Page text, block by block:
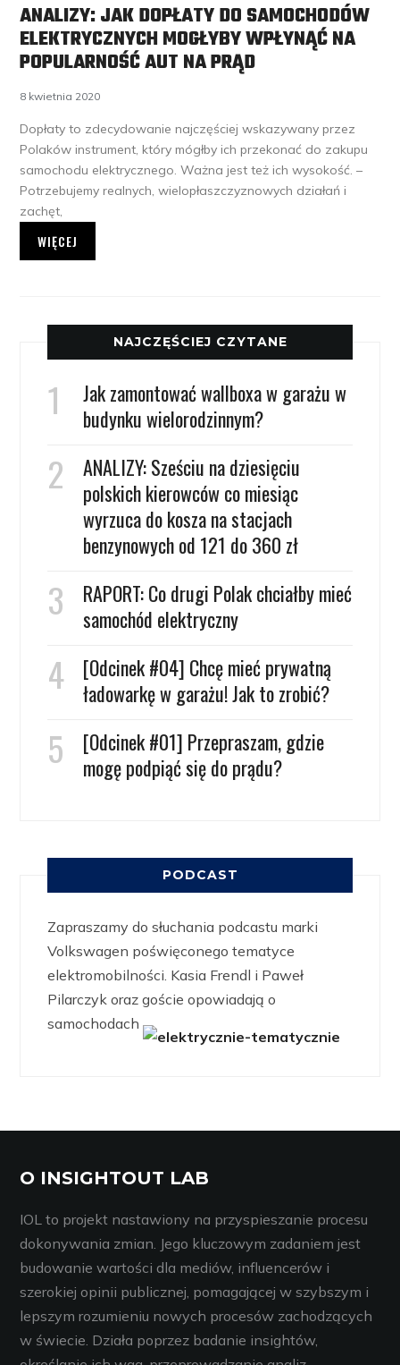
ANALIZY: JAK DOPŁATY DO SAMOCHODÓW
ELEKTRYCZNYCH MOGŁYBY WPŁYNĄĆ NA
POPULARNOŚĆ AUT NA PRĄD
8 kwietnia 2020
Dopłaty to zdecydowanie najczęściej wskazywany przez
Polaków instrument, który mógłby ich przekonać do zakupu
samochodu elektrycznego. Ważna jest też ich wysokość. –
Potrzebujemy realnych, wielopłaszczyznowych działań i
zachęt,
WIĘCEJ
NAJCZĘŚCIEJ CZYTANE
Jak zamontować wallboxa w garażu w
budynku wielorodzinnym?
ANALIZY: Sześciu na dziesięciu
polskich kierowców co miesiąc
wyrzuca do kosza na stacjach
benzynowych od 121 do 360 zł
RAPORT: Co drugi Polak chciałby mieć
samochód elektryczny
[Odcinek #04] Chcę mieć prywatną
ładowarkę w garażu! Jak to zrobić?
[Odcinek #01] Przepraszam, gdzie
mogę podpiąć się do prądu?
PODCAST
Zapraszamy do słuchania podcastu marki
Volkswagen poświęconego tematyce
elektromobilności. Kasia Frendl i Paweł
Pilarczyk oraz goście opowiadają o
samochodach
O INSIGHTOUT LAB
IOL to projekt nastawiony na przyspieszanie procesu
dokonywania zmian. Jego kluczowym zadaniem jest
budowanie wartości dla mediów, influencerów i
szerokiej opinii publicznej, pomagającej w szybszym i
lepszym rozumieniu nowych procesów zachodzących
w świecie. Działa poprzez badanie insightów,